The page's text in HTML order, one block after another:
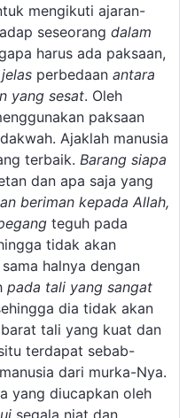
mengikuti ajaran-
seseorang dalam
harus ada paksaan,
perbedaan antara
yang sesat. Oleh
paksaan
Ajaklah manusia
terbaik. Barang siapa
dan apa saja yang
beriman kepada Allah,
teguh pada
tidak akan
halnya dengan
pada tali yang sangat
dia tidak akan
tali yang kuat dan
terdapat sebab-
dari murka-Nya.
yang diucapkan oleh